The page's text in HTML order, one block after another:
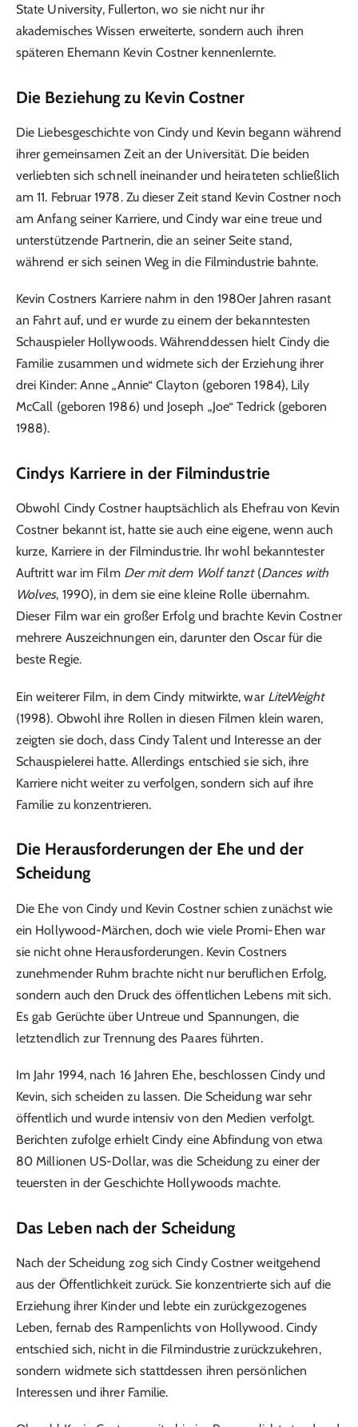
State University, Fullerton, wo sie nicht nur ihr
akademisches Wissen erweiterte, sondern auch ihren
späteren Ehemann Kevin Costner kennenlernte.
Die Beziehung zu Kevin Costner
Die Liebesgeschichte von Cindy und Kevin begann während
ihrer gemeinsamen Zeit an der Universität. Die beiden
verliebten sich schnell ineinander und heirateten schließlich
am 11. Februar 1978. Zu dieser Zeit stand Kevin Costner noch
am Anfang seiner Karriere, und Cindy war eine treue und
unterstützende Partnerin, die an seiner Seite stand,
während er sich seinen Weg in die Filmindustrie bahnte.
Kevin Costners Karriere nahm in den 1980er Jahren rasant
an Fahrt auf, und er wurde zu einem der bekanntesten
Schauspieler Hollywoods. Währenddessen hielt Cindy die
Familie zusammen und widmete sich der Erziehung ihrer
drei Kinder: Anne „Annie“ Clayton (geboren 1984), Lily
McCall (geboren 1986) und Joseph „Joe“ Tedrick (geboren
1988).
Cindys Karriere in der Filmindustrie
Obwohl Cindy Costner hauptsächlich als Ehefrau von Kevin
Costner bekannt ist, hatte sie auch eine eigene, wenn auch
kurze, Karriere in der Filmindustrie. Ihr wohl bekanntester
Auftritt war im Film Der mit dem Wolf tanzt(Dances with
Wolves, 1990), in dem sie eine kleine Rolle übernahm.
Dieser Film war ein großer Erfolg und brachte Kevin Costner
mehrere Auszeichnungen ein, darunter den Oscar für die
beste Regie.
Ein weiterer Film, in dem Cindy mitwirkte, war LiteWeight
(1998). Obwohl ihre Rollen in diesen Filmen klein waren,
zeigten sie doch, dass Cindy Talent und Interesse an der
Schauspielerei hatte. Allerdings entschied sie sich, ihre
Karriere nicht weiter zu verfolgen, sondern sich auf ihre
Familie zu konzentrieren.
Die Herausforderungen der Ehe und der
Scheidung
Die Ehe von Cindy und Kevin Costner schien zunächst wie
ein Hollywood-Märchen, doch wie viele Promi-Ehen war
sie nicht ohne Herausforderungen. Kevin Costners
zunehmender Ruhm brachte nicht nur beruflichen Erfolg,
sondern auch den Druck des öffentlichen Lebens mit sich.
Es gab Gerüchte über Untreue und Spannungen, die
letztendlich zur Trennung des Paares führten.
Im Jahr 1994, nach 16 Jahren Ehe, beschlossen Cindy und
Kevin, sich scheiden zu lassen. Die Scheidung war sehr
öffentlich und wurde intensiv von den Medien verfolgt.
Berichten zufolge erhielt Cindy eine Abfindung von etwa
80 Millionen US-Dollar, was die Scheidung zu einer der
teuersten in der Geschichte Hollywoods machte.
Das Leben nach der Scheidung
Nach der Scheidung zog sich Cindy Costner weitgehend
aus der Öffentlichkeit zurück. Sie konzentrierte sich auf die
Erziehung ihrer Kinder und lebte ein zurückgezogenes
Leben, fernab des Rampenlichts von Hollywood. Cindy
entschied sich, nicht in die Filmindustrie zurückzukehren,
sondern widmete sich stattdessen ihren persönlichen
Interessen und ihrer Familie.